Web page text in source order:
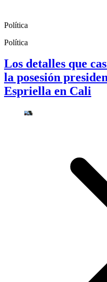
Política
Política
Los detalles que
la posesión
Espriella en Cali